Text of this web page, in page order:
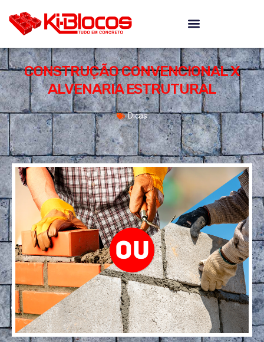
CONSTRUÇÃO CONVENCIONAL X
ALVENARIA ESTRUTURAL
Dicas